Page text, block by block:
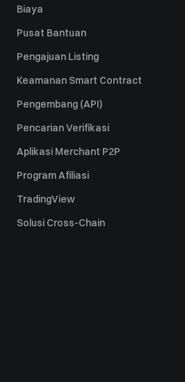
Biaya
Pusat Bantuan
Pengajuan Listing
Keamanan Smart Contract
Pengembang (API)
Pencarian Verifikasi
Aplikasi Merchant P2P
Program Afiliasi
TradingView
Solusi Cross-Chain